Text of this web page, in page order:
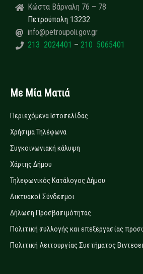
Κώστα Βάρναλη 76 – 78
Πετρούπολη 13232
info@petroupoli.gov.gr
213 2024401 – 210 5065401
Με Μία Ματιά
Περιεχόμενα Ιστοσελίδας
Χρήσιμα Τηλέφωνα
Συγκοινωνιακή κάλυψη
Χάρτης Δήμου
Τηλεφωνικός Κατάλογος Δήμου
Δικτυακοί Σύνδεσμοι
Δήλωση Προσβασιμότητας
Πολιτική συλλογής και επεξεργασίας
Πολιτική Λειτουργίας Συστήματος